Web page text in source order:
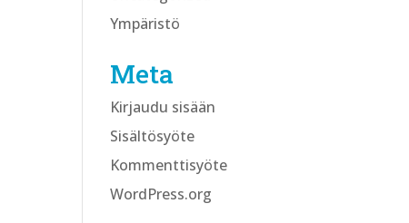
Ympäristö
Meta
Kirjaudu sisään
Sisältösyöte
Kommenttisyöte
WordPress.org